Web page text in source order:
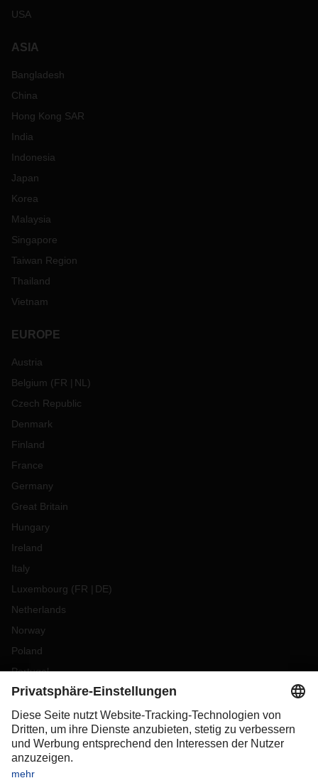
USA
ASIA
Bangladesh
China
Hong Kong SAR
India
Indonesia
Japan
Korea
Malaysia
Singapore
Taiwan Region
Thailand
Vietnam
EUROPE
Austria
Belgium (FR NL )
Czech Republic
Denmark
Finland
France
Germany
Great Britain
Hungary
Ireland
Italy
Luxembourg (FR DE)
Netherlands
Norway
Poland
Portugal
Romania
Slovakia
Spain
Sweden
Switzerland